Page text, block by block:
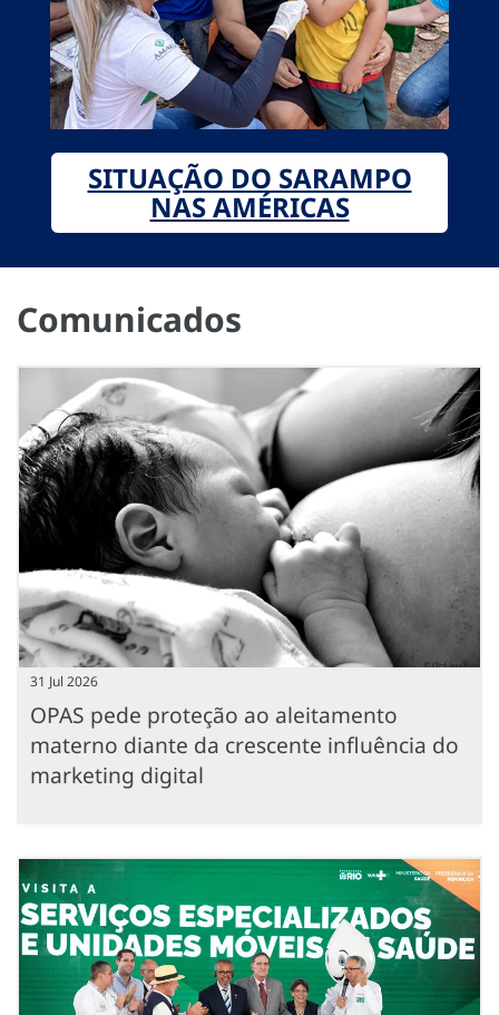
SITUAÇÃO DO SARAMPO
NAS AMÉRICAS
Comunicados
31 Jul 2026
OPAS pede proteção ao aleitamento
materno diante da crescente influência do
marketing digital